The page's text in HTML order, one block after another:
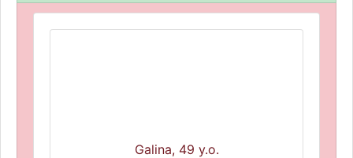
Galina, 49 y.o.